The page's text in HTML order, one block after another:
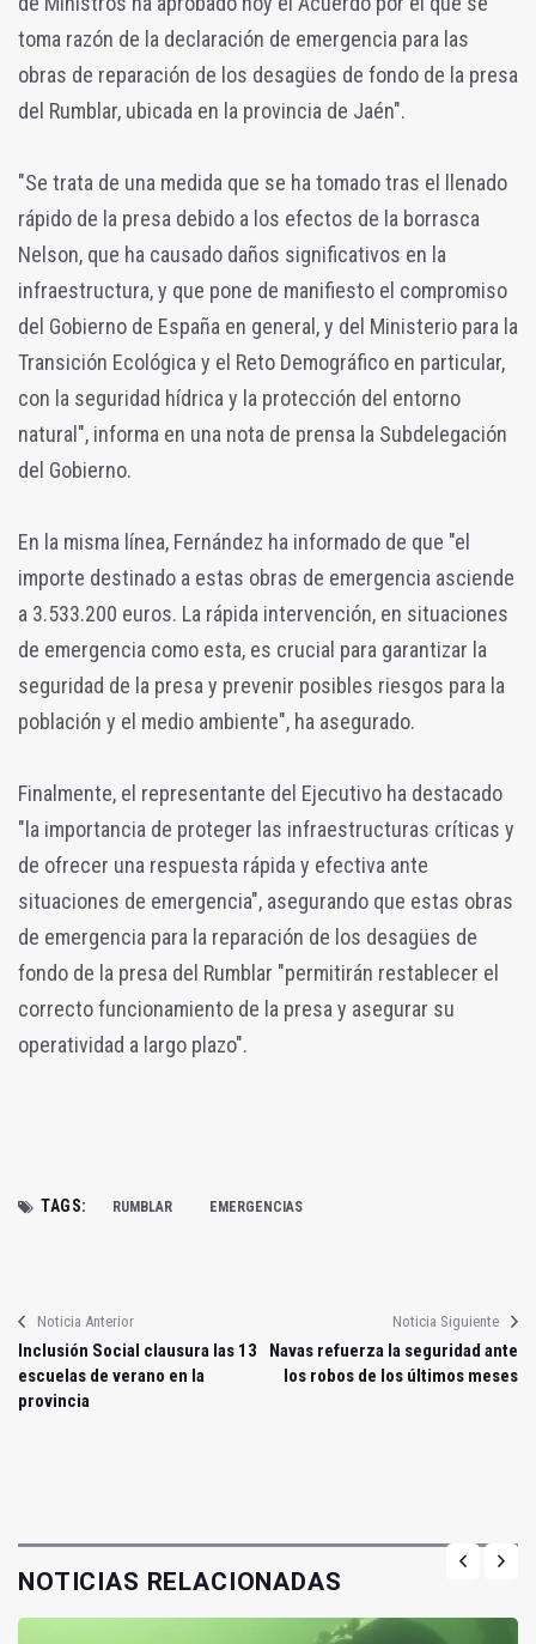
toma razón de la declaración de emergencia para las
obras de reparación de los desagües de fondo de la presa
del Rumblar, ubicada en la provincia de Jaén".
"Se trata de una medida que se ha tomado tras el llenado
rápido de la presa debido a los efectos de la borrasca
Nelson, que ha causado daños significativos en la
infraestructura, y que pone de manifiesto el compromiso
del Gobierno de España en general, y del Ministerio para la
Transición Ecológica y el Reto Demográfico en particular,
con la seguridad hídrica y la protección del entorno
natural", informa en una nota de prensa la Subdelegación
del Gobierno.
En la misma línea, Fernández ha informado de que "el
importe destinado a estas obras de emergencia asciende
a 3.533.200 euros. La rápida intervención, en situaciones
de emergencia como esta, es crucial para garantizar la
seguridad de la presa y prevenir posibles riesgos para la
población y el medio ambiente", ha asegurado.
Finalmente, el representante del Ejecutivo ha destacado
"la importancia de proteger las infraestructuras críticas y
de ofrecer una respuesta rápida y efectiva ante
situaciones de emergencia", asegurando que estas obras
de emergencia para la reparación de los desagües de
fondo de la presa del Rumblar "permitirán restablecer el
correcto funcionamiento de la presa y asegurar su
operatividad a largo plazo".
TAGS: RUMBLAR EMERGENCIAS
Noticia Anterior
Inclusión Social clausura las 13
escuelas de verano en la
provincia
Noticia Siguiente
Navas refuerza la seguridad ante
los robos de los últimos meses
NOTICIAS RELACIONADAS